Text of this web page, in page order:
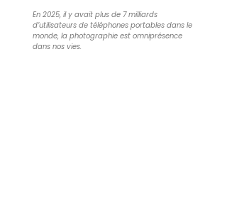
En 2025, il y avait plus de 7 milliards
d’utilisateurs de téléphones portables dans le
monde, la photographie est omniprésence
dans nos vies.